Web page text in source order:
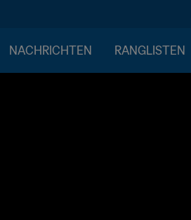
NACHRICHTEN RANGLISTEN